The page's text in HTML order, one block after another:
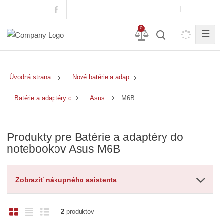
0
☰
Úvodná strana Nové batérie a adaptéry
Batérie a adaptéry do notebookov
Asus M6B
Produkty pre Batérie a adaptéry do
notebookov Asus M6B
Zobraziť nákupného asistenta
O
R
2produktov